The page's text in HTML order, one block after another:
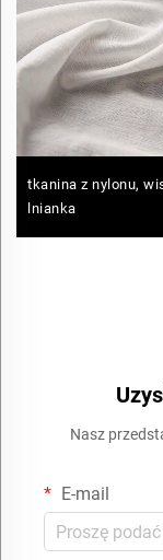
tkanina z nylonu,
lnianka
Nasz
E-mail